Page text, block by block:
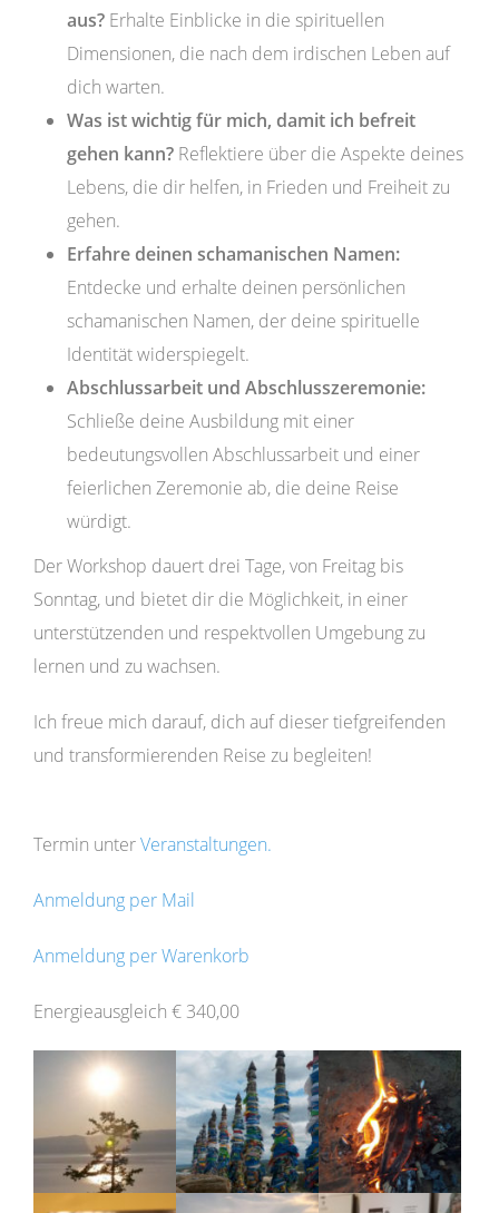
aus? Erhalte Einblicke in die spirituellen
Dimensionen, die nach dem irdischen Leben auf
dich warten.
Was ist wichtig für mich, damit ich befreit
gehen kann? Reflektiere über die Aspekte deines
Lebens, die dir helfen, in Frieden und Freiheit zu
gehen.
Erfahre deinen schamanischen Namen:
Entdecke und erhalte deinen persönlichen
schamanischen Namen, der deine spirituelle
Identität widerspiegelt.
Abschlussarbeit und Abschlusszeremonie:
Schließe deine Ausbildung mit einer
bedeutungsvollen Abschlussarbeit und einer
feierlichen Zeremonie ab, die deine Reise
würdigt.
Der Workshop dauert drei Tage, von Freitag bis
Sonntag, und bietet dir die Möglichkeit, in einer
unterstützenden und respektvollen Umgebung zu
lernen und zu wachsen.
Ich freue mich darauf, dich auf dieser tiefgreifenden
und transformierenden Reise zu begleiten!
Termin unterVeranstaltungen.
Anmeldung per Mail
Anmeldung per Warenkorb
Energieausgleich € 340,00